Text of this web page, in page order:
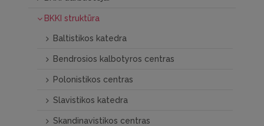
BKKI struktūra
Baltistikos katedra
Bendrosios kalbotyros centras
Polonistikos centras
Slavistikos katedra
Skandinavistikos centras